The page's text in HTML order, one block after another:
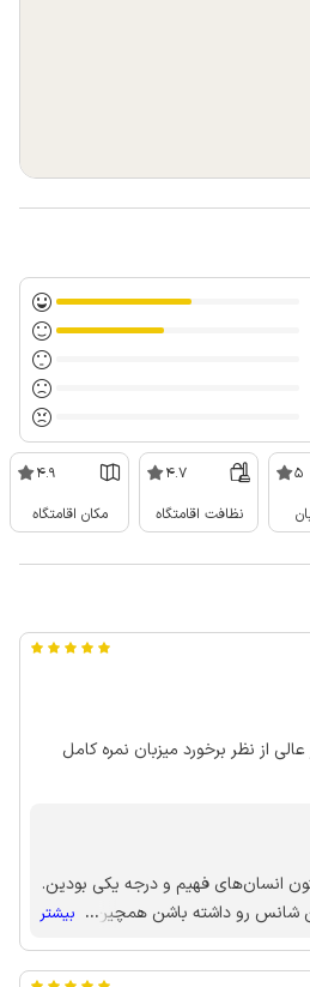
5
4.7
نظافت اقامتگاه
4.9
مکان اقامتگاه
ممنون از آقا رضای عزیز بسیار عالی از نظر برخورد میزبان نمره کامل
انسان‌های فهیم و درجه یکی بودین.
شانس رو داشته باشن همچین... بیشتر